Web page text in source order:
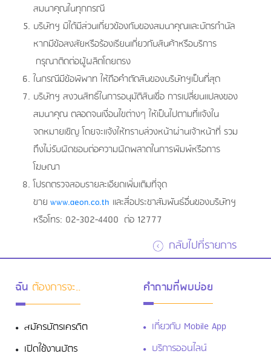
สมนาคุณในทุกกรณี
บริษัทฯ มิได้มีส่วนเกี่ยวข้องกับของสมนาคุณและบัตรกำนัล
หากมีข้อสงสัยหรือร้องเรียนเกี่ยวกับสินค้าหรือบริการ
กรุณาติดต่อผู้ผลิตโดยตรง
ในกรณีมีข้อพิพาท ให้ถือคำตัดสินของบริษัทฯเป็นที่สุด
บริษัทฯ สงวนสิทธิ์ในการอนุมัติสินเชื่อ การเปลี่ยนแปลงของ
สมนาคุณ ตลอดจนเงื่อนไขต่างๆ ให้เป็นไปตามที่แจ้งใน
จดหมายเชิญ โดยจะแจ้งให้ทราบล่วงหน้าผ่านเจ้าหน้าที่ รวม
ถึงไม่รับผิดชอบต่อความผิดพลาดในการพิมพ์หรือการ
โฆษณา
โปรดตรวจสอบรายละเอียดเพิ่มเติมที่จุด
ขาย www.aeon.co.th และสื่อประชาสัมพันธ์อื่นของบริษัทฯ
หรือโทร: 02-302-4400 ต่อ 12777
กลับไปที่รายการ
ฉัน ต้องการจะ..
สมัครบัตรเครดิต
เปิดใช้งานบัตร
คำถามที่พบบ่อย
เกี่ยวกับ Mobile App
บริการออนไลน์